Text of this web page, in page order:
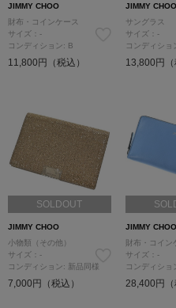
JIMMY CHOO
財布・コインケース
サイズ：-
コンディション: B
11,800円（税込）
JIMMY CHOO
サングラス
サイズ：-
コンディショ
13,800円（
SOLDOUT
JIMMY CHOO
小物類（その他）
サイズ：-
コンディション: 新品同様
7,000円（税込）
JIMMY CHOO
財布・コイン
サイズ：-
コンディショ
28,400円（